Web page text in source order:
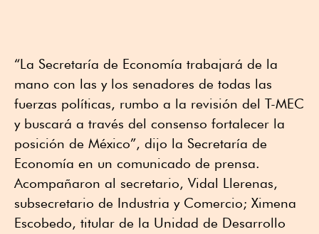
“La Secretaría de Economía trabajará de la
mano con las y los senadores de todas las
fuerzas políticas, rumbo a la revisión del T-MEC
y buscará a través del consenso fortalecer la
posición de México”, dijo la Secretaría de
Economía en un comunicado de prensa.
Acompañaron al secretario, Vidal Llerenas,
subsecretario de Industria y Comercio; Ximena
Escobedo, titular de la Unidad de Desarrollo